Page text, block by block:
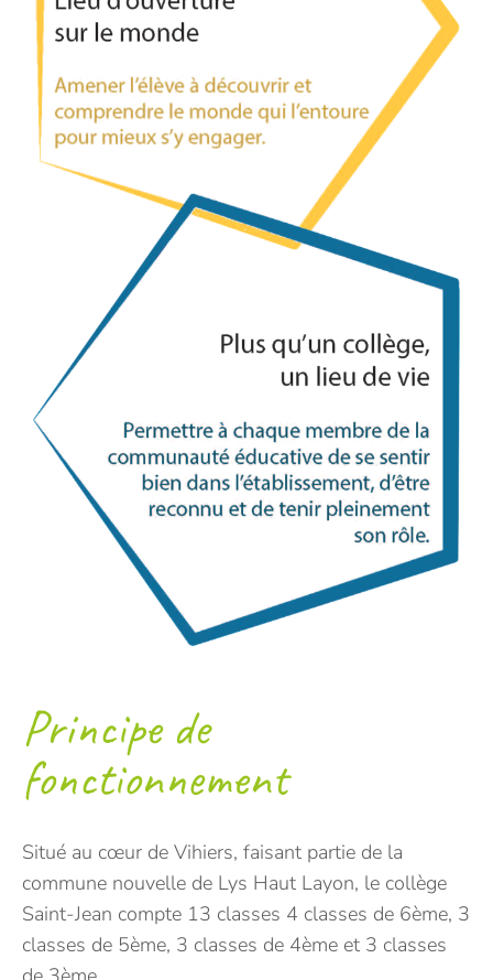
Principe de
fonctionnement
Situé au cœur de Vihiers, faisant partie de la
commune nouvelle de Lys Haut Layon, le collège
Saint-Jean compte 13 classes 4 classes de 6ème, 3
classes de 5ème, 3 classes de 4ème et 3 classes